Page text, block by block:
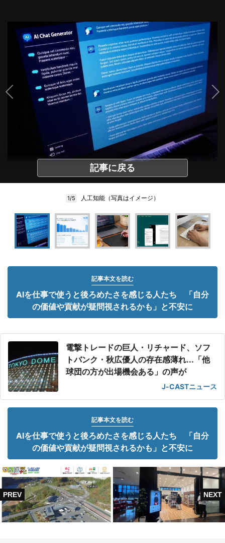
記事に戻る
1/5 人工知能（写真はイメージ）
記事本文を読む
AIを仕事で使うと後ろめたさを感じる人たち 「自分
の価値や貢献が疑問視されるかも」と不安に
電撃トレードの巨人・リチャード、ソフ
トバンク・秋広優人の存在感薄れ...「他
球団の方が出場機会ある」の声が
J-CASTニュース
記事本文を読む
AIを仕事で使うと後ろめたさを感じる人たち 「自分
の価値や貢献が疑問視されるかも」と不安に